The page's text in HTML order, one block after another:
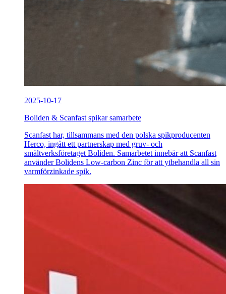
2025-10-17
Boliden & Scanfast spikar samarbete
Scanfast har, tillsammans med den polska spikproducenten
Herco, ingått ett partnerskap med gruv- och
smältverksföretaget Boliden. Samarbetet innebär att Scanfast
använder Bolidens Low-carbon Zinc för att ytbehandla all sin
varmförzinkade spik.